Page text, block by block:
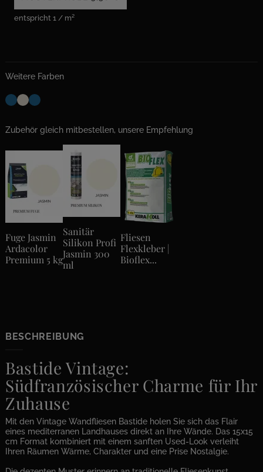
entspricht 1 / m²
Weitere Farben
Zubehör gleich mitbestellen, unsere Empfehlung
Fuge Jasmin
Ardacolor
Premium 5 kg
Sanitär
Silikon Profi
Jasmin 300
ml
Fliesen
Flexkleber |
Bioflex...
BESCHREIBUNG
Bastide Vintage:
Südfranzösischer Charme für Ihr
Zuhause
Mit den Vintage Wandfliesen Bastide holen Sie sich das Flair
eines mediterranen Landhauses direkt an Ihre Wände. Das 15x15
cm Format kombiniert mit einem sanften Used-Look verleiht
Ihren Räumen Wärme, Charakter und eine Prise Nostalgie.